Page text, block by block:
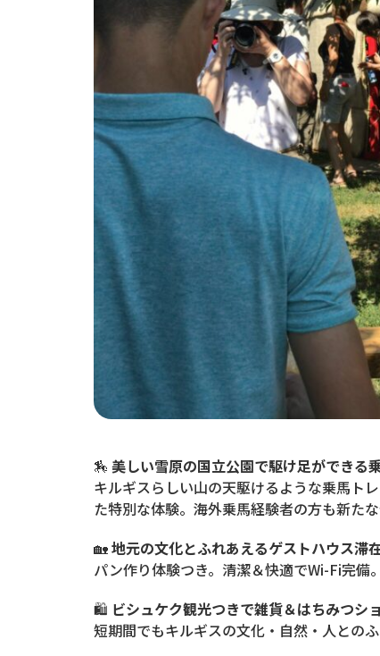
🏇 美しい雪原の国立公園で駆け足ができる
キルギスらしい山の天駆けるような乗馬ト
た特別な体験。海外乗馬経験者の方も新た
🏡地元の文化とふれあえるゲストハウス滞
パン作り体験つき。清潔＆快適でWi-Fi完備
🛍️ ビシュケク観光つきで雑貨＆はちみつシ
短期間でもキルギスの文化・自然・人との